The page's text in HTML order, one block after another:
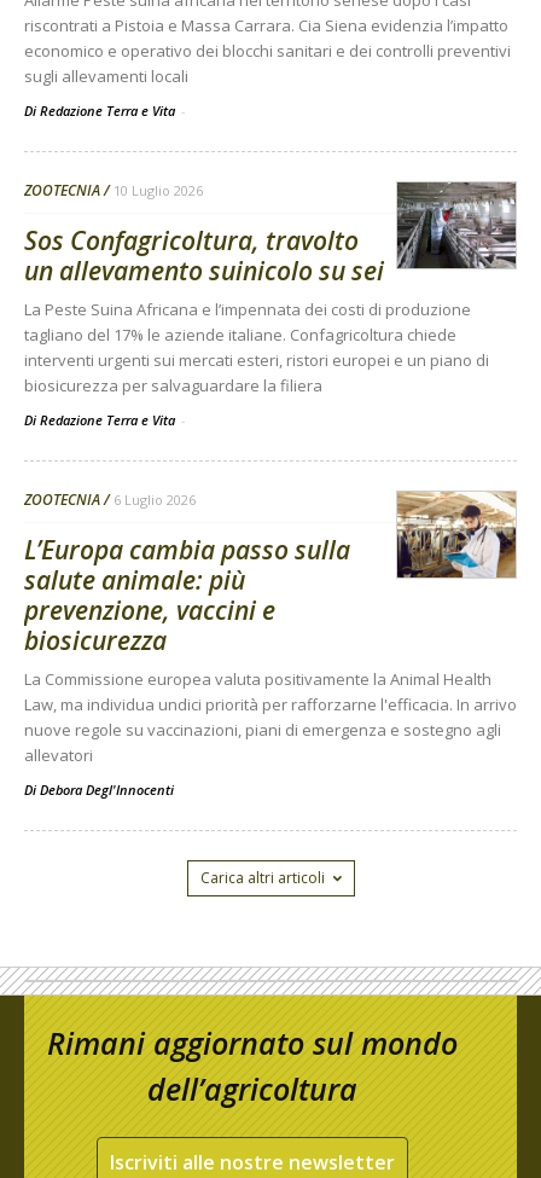
riscontrati a Pistoia e Massa Carrara. Cia Siena evidenzia l’impatto
economico e operativo dei blocchi sanitari e dei controlli preventivi
sugli allevamenti locali
Di Redazione Terra e Vita -
ZOOTECNIA 10 Luglio 2026
Sos Confagricoltura, travolto
un allevamento suinicolo su sei
La Peste Suina Africana e l’impennata dei costi di produzione
tagliano del 17% le aziende italiane. Confagricoltura chiede
interventi urgenti sui mercati esteri, ristori europei e un piano di
biosicurezza per salvaguardare la filiera
Di Redazione Terra e Vita -
ZOOTECNIA 6 Luglio 2026
L’Europa cambia passo sulla
salute animale: più
prevenzione, vaccini e
biosicurezza
La Commissione europea valuta positivamente la Animal Health
Law, ma individua undici priorità per rafforzarne l'efficacia. In arrivo
nuove regole su vaccinazioni, piani di emergenza e sostegno agli
allevatori
Di Debora Degl'Innocenti
Carica altri articoli
Rimani aggiornato sul mondo
dell’agricoltura
Iscriviti alle nostre newsletter